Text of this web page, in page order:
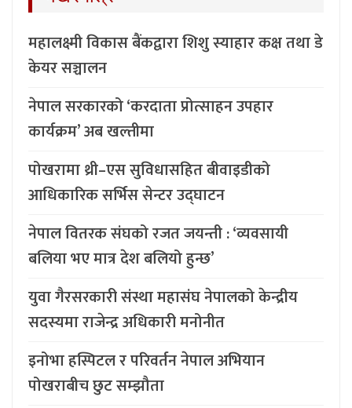
महालक्ष्मी विकास बैंकद्वारा शिशु स्याहार कक्ष तथा डे
केयर सञ्चालन
नेपाल सरकारको ‘करदाता प्रोत्साहन उपहार
कार्यक्रम’ अब खल्तीमा
पोखरामा थ्री–एस सुविधासहित बीवाइडीको
आधिकारिक सर्भिस सेन्टर उद्घाटन
नेपाल वितरक संघको रजत जयन्ती : ‘व्यवसायी
बलिया भए मात्र देश बलियो हुन्छ’
युवा गैरसरकारी संस्था महासंघ नेपालको केन्द्रीय
सदस्यमा राजेन्द्र अधिकारी मनोनीत
इनोभा हस्पिटल र परिवर्तन नेपाल अभियान
पोखराबीच छुट सम्झौता